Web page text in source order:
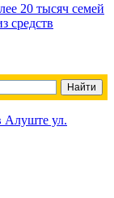
20 тысяч семей
средств